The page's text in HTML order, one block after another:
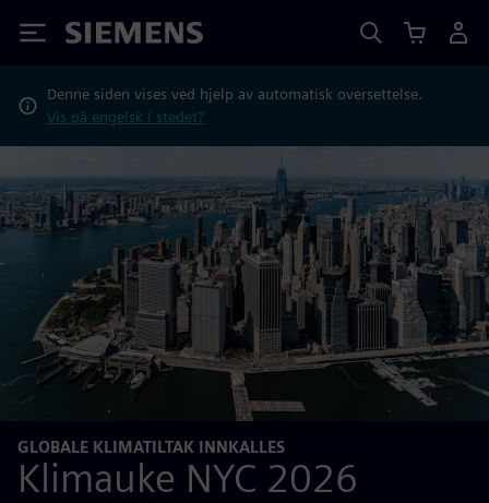
Siemens
Denne siden vises ved hjelp av automatisk oversettelse.
Vis på engelsk i stedet?
GLOBALE KLIMATILTAK INNKALLES
Klimauke NYC 2026